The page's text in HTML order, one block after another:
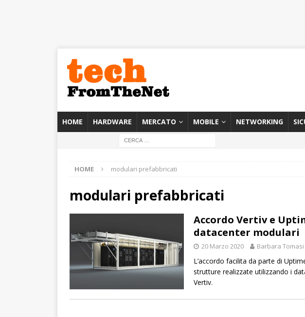
HOME HARDWARE MERCATO MOBILE NETWORKING
HOME modulari prefabbricati
modulari prefabbricati
Accordo Vertiv e
datacenter modulari
20 Marzo 2020 Barbara Tomasi
L’accordo facilita da parte di
strutture realizzate utilizzando i
Vertiv.